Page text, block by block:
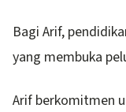
Bagi Arif,
yang membuka
Arif berkomitmen